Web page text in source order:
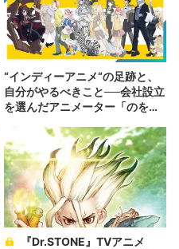
“インディーアニメ“の足跡と、
自分がやるべきこと──会社設立
を選んだアニメーター「のを